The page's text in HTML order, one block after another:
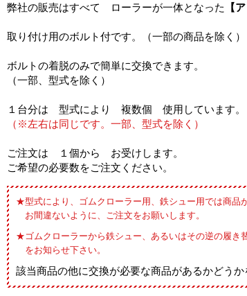
弊社の販売はすべて ローラーが一体となった 【
取り付け用のボルト付です。（一部の商品を除く）
ボルトの着脱のみで簡単に交換できます。
（一部、型式を除く）
１台分は 型式により 複数個 使用しています。
（※左右は同じです。一部、型式を除く）
ご注文は １個から お受けします。
ご希望の必要数をご注文ください。
型式により、ゴムクローラー用、鉄シュー用では商品
お間違ないように、ご注文をお願いします。
ゴムクローラーから鉄シュー、あるいはその逆の履き
をお知らせ下さい。
該当商品の他に交換が必要な商品があるかどうか